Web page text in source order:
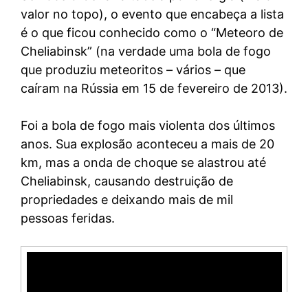
valor no topo), o evento que encabeça a lista
é o que ficou conhecido como o “Meteoro de
Cheliabinsk” (na verdade uma bola de fogo
que produziu meteoritos – vários – que
caíram na Rússia em 15 de fevereiro de 2013).
Foi a bola de fogo mais violenta dos últimos
anos. Sua explosão aconteceu a mais de 20
km, mas a onda de choque se alastrou até
Cheliabinsk, causando destruição de
propriedades e deixando mais de mil
pessoas feridas.